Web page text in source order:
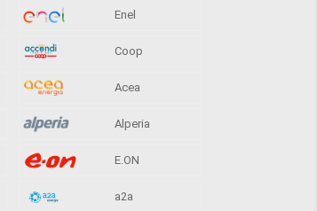
Enel
Coop
Acea
Alperia
E.ON
a2a